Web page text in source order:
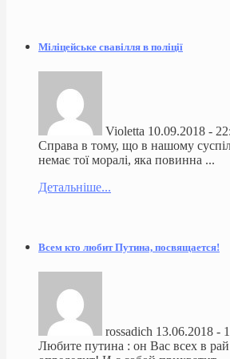
Міліцейське свавілля в поліції
Violetta 10.09.2018 -
Справа в тому, що в нашому
немає тої моралі, яка повинна ...
Детальніше...
Всем кто любит Путина, посвящается!
rossadich 13.06.2018 -
Любите путина : он Вас всех в рай